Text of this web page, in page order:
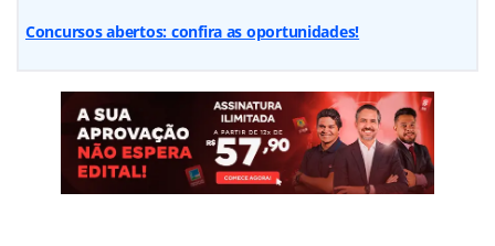
Concursos abertos: confira as oportunidades!